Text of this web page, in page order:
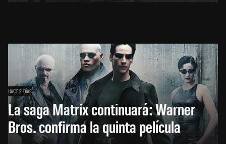
HACE 2 DÍAS
La saga Matrix continuará: Warner
Bros. confirma la quinta película